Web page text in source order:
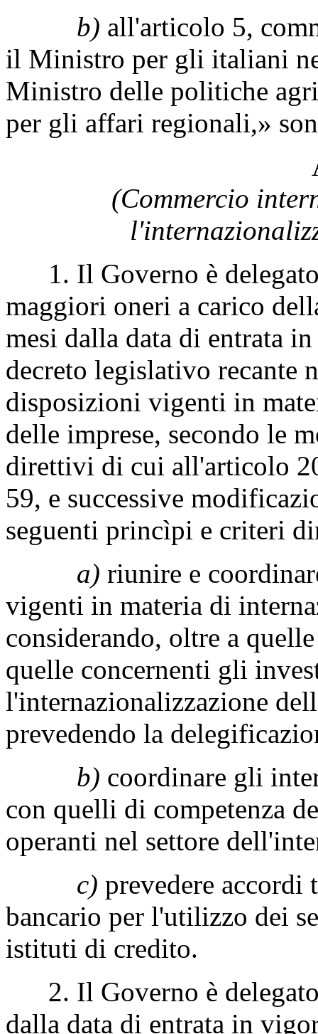
b) all'articolo 5,
il Ministro per gli italiani
Ministro delle politiche
per gli affari regionali,»
(Commercio
1. Il Governo è delegato
maggiori oneri a carico
mesi dalla data di entrata
decreto legislativo recante
disposizioni vigenti in
delle imprese, secondo le
direttivi di cui all'articolo
59, e successive
seguenti princìpi e criteri
a) riunire e
vigenti in materia di
considerando, oltre a
quelle concernenti gli
l'internazionalizzazione
prevedendo la
b) coordinare gli
con quelli di competenza
operanti nel settore
c) prevedere
bancario per l'utilizzo dei
istituti di credito.
2. Il Governo è delegato
dalla data di entrata in